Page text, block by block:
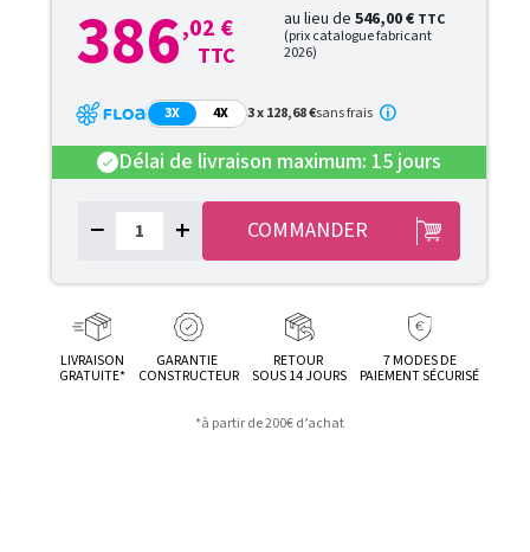
386,02 €
TTC
au lieu de 546,00 € TTC
(prix catalogue fabricant
2026)
3X 4X 3 x 128,68 €sans frais
check Délai de livraison maximum: 15 jours
− + COMMANDER
LIVRAISON
GRATUITE*
GARANTIE
CONSTRUCTEUR
RETOUR
SOUS 14 JOURS
7 MODES DE
PAIEMENT SÉCURISÉ
*à partir de 200€ d’achat